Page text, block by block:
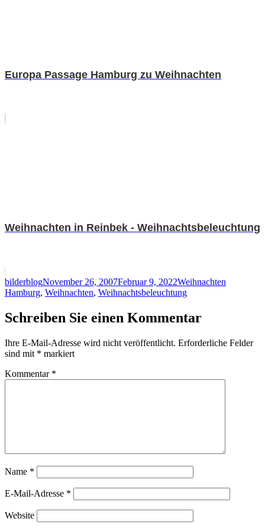
Europa Passage Hamburg zu Weihnachten
Weihnachten in Reinbek - Weihnachtsbeleuchtung
Autor
bilderblogVeröffentlicht
am
November 26, 2007Februar 9, 2022Kategorien
Weihnachten
Hamburg, Weihnachten, Weihnachtsbeleuchtung
Schreiben Sie einen Kommentar
Ihre E-Mail-Adresse wird nicht veröffentlicht. Erforderliche Felder
sind mit * markiert
Kommentar *
Name *
E-Mail-Adresse *
Website